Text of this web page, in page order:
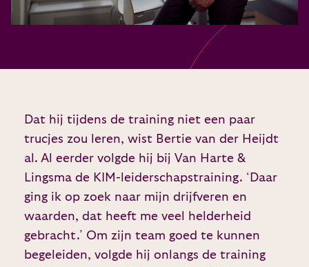
Dat hij tijdens de training niet een paar
trucjes zou leren, wist Bertie van der Heijdt
al. Al eerder volgde hij bij Van Harte &
Lingsma de KIM-leiderschapstraining. ‘Daar
ging ik op zoek naar mijn drijfveren en
waarden, dat heeft me veel helderheid
gebracht.’ Om zijn team goed te kunnen
begeleiden, volgde hij onlangs de training